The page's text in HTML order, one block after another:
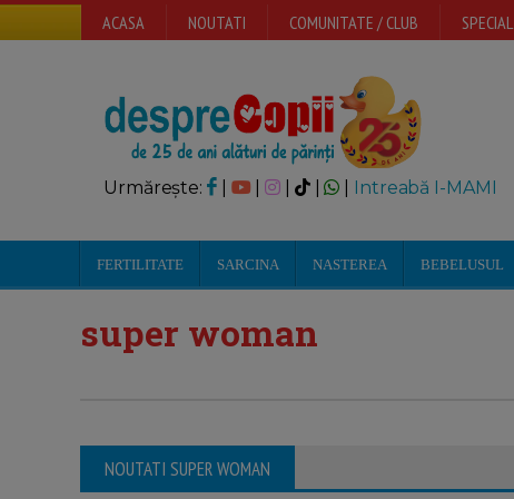
ACASA NOUTATI COMUNITATE / CLUB SPECIAL
Urmărește: | | Intreabă I-MAMI
FERTILITATE SARCINA NASTEREA BEBELUSUL
super woman
NOUTATI SUPER WOMAN